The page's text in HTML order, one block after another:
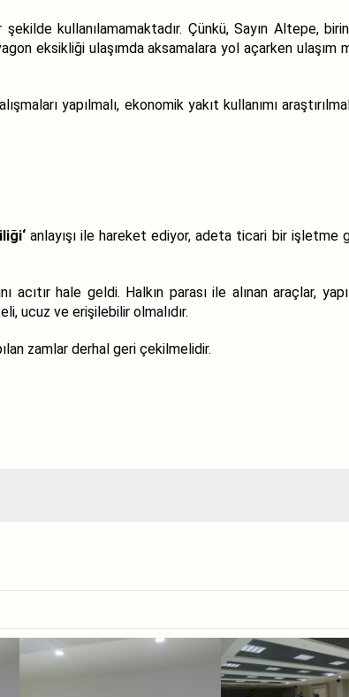
kullanılamamaktadır. Çünkü, Sayın Altepe,
eksikliği ulaşımda aksamalara yol açarken ulaşım
yapılmalı, ekonomik yakıt kullanımı
anlayışı ile hareket ediyor, adeta ticari bir işletme
acıtır hale geldi. Halkın parası ile alınan araçlar,
ucuz ve erişilebilir olmalıdır.
zamlar derhal geri çekilmelidir.